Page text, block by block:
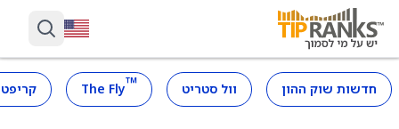
חדשות שוק ההון וול סטריט ™
The Fly